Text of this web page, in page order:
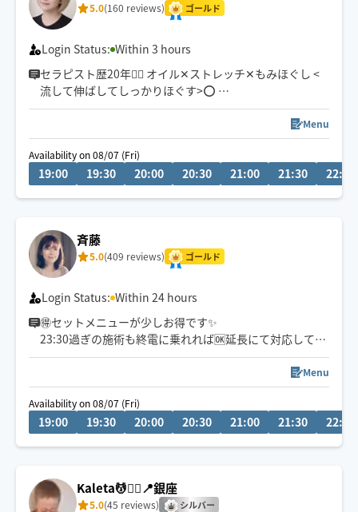
に…🤗
5.0(160 reviews) ゴールド
Login Status: Within 3 hours
セラピスト歴20年🧚‍♀️ オイル‪‪‪✕‬ストレッチ‪‪✕‬もみほぐし <
流して伸ばしてしっかりほぐす>️⭕️
肩こり、腰痛、むくみ…凝り固まったつらい体が、ふん
わり柔らかに💆‍♀️
最高の気持ちよさをご提供いたします👍✨
可能な限り頑張ります💪
Menu
Availability on 08/07 (Fri)
19:00 19:30 20:00 20:30 21:00 21:30 22:00
斉藤
5.0(409 reviews) ゴールド
Login Status: Within 24 hours
🉐セットメニューが少しお得です✨
23:30過ぎの施術も終電に乗れれば🆗延長にて対応してい
ます！
日々のお疲れが少しでも癒せますように、心を込めて施
術させて頂きます☘️
「頼んでよかった！」と思っても頂けるよう頑張ります
さい☺️
Menu
Availability on 08/07 (Fri)
19:00 19:30 20:00 20:30 21:00 21:30 22:00
Kaleta💆🧘‍♀️📍銀座
5.0(45 reviews) シルバー